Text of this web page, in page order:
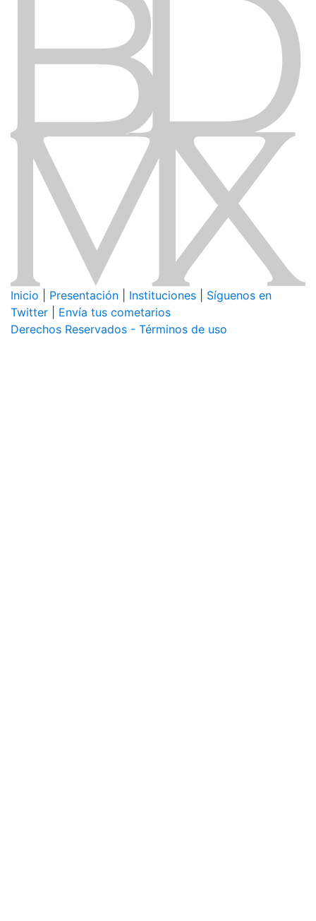
Inicio Presentación Instituciones
Síguenos en
Twitter
Envía tus cometarios
Derechos Reservados - Términos de uso